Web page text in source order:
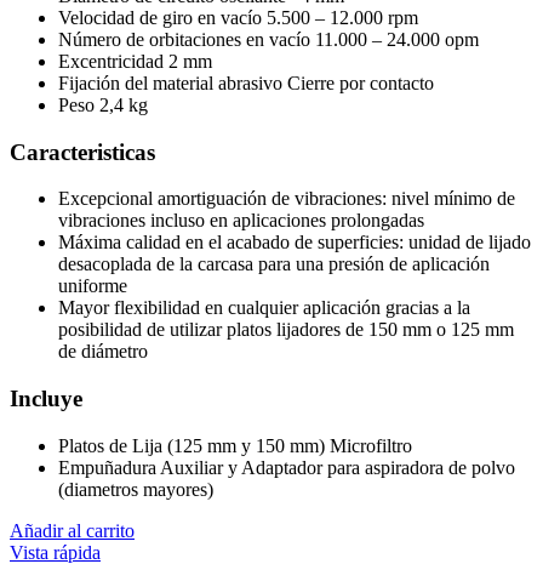
Velocidad de giro en vacío 5.500 – 12.000 rpm
Número de orbitaciones en vacío 11.000 – 24.000 opm
Excentricidad 2 mm
Fijación del material abrasivo Cierre por contacto
Peso 2,4 kg
Caracteristicas
Excepcional amortiguación de vibraciones: nivel mínimo de
vibraciones incluso en aplicaciones prolongadas
Máxima calidad en el acabado de superficies: unidad de lijado
desacoplada de la carcasa para una presión de aplicación
uniforme
Mayor flexibilidad en cualquier aplicación gracias a la
posibilidad de utilizar platos lijadores de 150 mm o 125 mm
de diámetro
Incluye
Platos de Lija (125 mm y 150 mm) Microfiltro
Empuñadura Auxiliar y Adaptador para aspiradora de polvo
(diametros mayores)
Añadir al carrito
Vista rápida